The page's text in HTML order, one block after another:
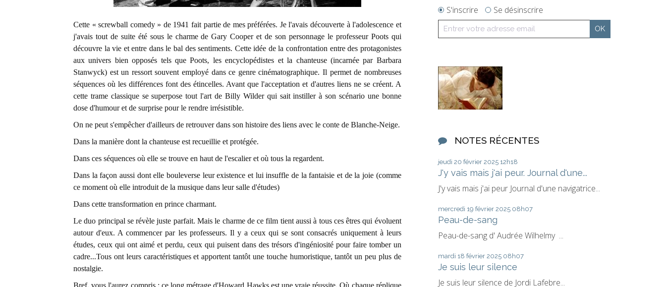
Cette « screwball comedy » de 1941 fait partie de mes préférées. Je l'avais découverte à l'adolescence et
j'avais tout de suite été sous le charme de Gary Cooper et de son personnage le professeur Poots qui
découvre la vie et entre dans le bal des sentiments. Cette idée de la confrontation entre des protagonistes
aux univers bien opposés tels que Poots, les encyclopédistes et la chanteuse (incarnée par Barbara
Stanwyck) est un ressort souvent employé dans ce genre cinématographique. Il permet de nombreuses
séquences où les différences font des étincelles. Avant que l'acceptation et d'autres liens ne se créent. A
cette trame classique se superpose tout l'art de Billy Wilder qui sait instiller à son scénario une bonne
dose d'humour et de surprise pour le rendre irrésistible.
On ne peut s'empêcher d'ailleurs de retrouver dans son histoire des liens avec le conte de Blanche-Neige.
Dans la manière dont la chanteuse est recueillie et protégée.
Dans ces séquences où elle se trouve en haut de l'escalier et où tous la regardent.
Dans la façon aussi dont elle bouleverse leur existence et lui insuffle de la fantaisie et de la joie (comme
ce moment où elle introduit de la musique dans leur salle d'études)
Dans cette transformation en prince charmant.
Le duo principal se révèle juste parfait. Mais le charme de ce film tient aussi à tous ces êtres qui évoluent
autour d'eux. A commencer par les professeurs. Il y a ceux qui se sont consacrés uniquement à leurs
études, ceux qui ont aimé et perdu, ceux qui puisent dans des trésors d'ingéniosité pour faire tomber un
cadre...Tous ont leurs caractéristiques et apportent tantôt une touche humoristique, tantôt un peu plus de
nostalgie.
Bref, vous l'aurez compris : ce long métrage d'Howard Hawks est une vraie réussite. Où chaque réplique
S'inscrire Se désinscrire
NOTES RÉCENTES
jeudi 20 février 2025 12h18
J'y vais mais j'ai peur. Journal d'une...
J'y vais mais j'ai peur Journal d'une navigatrice...
mercredi 19 février 2025 08h07
Peau-de-sang
Peau-de-sang d' Audrée Wilhelmy ...
mardi 18 février 2025 08h07
Je suis leur silence
Je suis leur silence de Jordi Lafebre...